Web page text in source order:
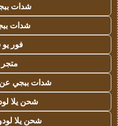
شدات
شدات
فور يو
متجر 4u
شدات ببجي عن
شحن يلا
شحن يلا